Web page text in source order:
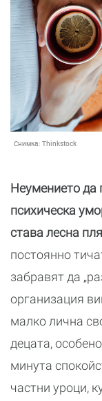
Снимка: Thinkstock
Неумението да
психическа
става лесна
постоянно
забравят да
организация
малко лична
децата,
минута
частни уроци,